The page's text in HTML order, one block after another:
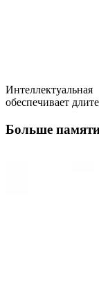
обеспечивает
Больше